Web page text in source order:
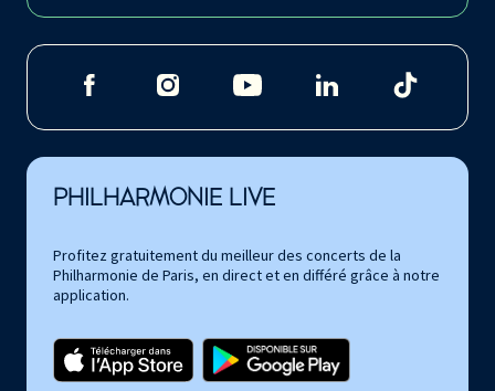
PHILHARMONIE LIVE
Profitez gratuitement du meilleur des concerts de la
Philharmonie de Paris, en direct et en différé grâce à notre
application.